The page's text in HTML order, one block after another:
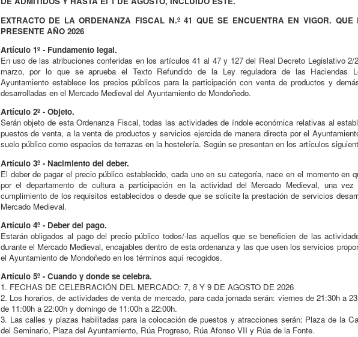
EXTRACTO DE LA ORDENANZA FISCAL N.º 41 QUE SE ENCUENTRA EN VIGOR. QUE
PRESENTE AÑO 2026
Artículo 1º - Fundamento legal.
En uso de las atribuciones conferidas en los artículos 41 al 47 y 127 del Real Decreto Legislativo 2/
marzo, por lo que se aprueba el Texto Refundido de la Ley reguladora de las Haciendas
Ayuntamiento establece los precios públicos para la participación con venta de productos y
desarrolladas en el Mercado Medieval del Ayuntamiento de Mondoñedo.
Artículo 2º - Objeto.
Serán objeto de esta Ordenanza Fiscal, todas las actividades de índole económica relativas al
puestos de venta, a la venta de productos y servicios ejercida de manera directa por el
suelo público como espacios de terrazas en la hostelería. Según se presentan en los artículos
Artículo 3º - Nacimiento del deber.
El deber de pagar el precio público establecido, cada uno en su categoría, nace en el momento en
por el departamento de cultura a participación en la actividad del Mercado Medieval, una vez
cumplimiento de los requisitos establecidos o desde que se solicite la prestación de servicios
Mercado Medieval.
Artículo 4º - Deber del pago.
Estarán obligados al pago del precio público todos/-las aquellos que se beneficien de las
durante el Mercado Medieval, encajables dentro de esta ordenanza y las que usen los servicios
el Ayuntamiento de Mondoñedo en los términos aquí recogidos.
Artículo 5º - Cuando y donde se celebra.
1. FECHAS DE CELEBRACIÓN DEL MERCADO: 7, 8 Y 9 DE AGOSTO DE 2026
2. Los horarios, de actividades de venta de mercado, para cada jornada serán: viernes de 21:30h a
de 11:00h a 22:00h y domingo de 11:00h a 22:00h.
3. Las calles y plazas habilitadas para la colocación de puestos y atracciones serán: Plaza de la
del Seminario, Plaza del Ayuntamiento, Rúa Progreso, Rúa Afonso VII y Rúa de la Fonte.